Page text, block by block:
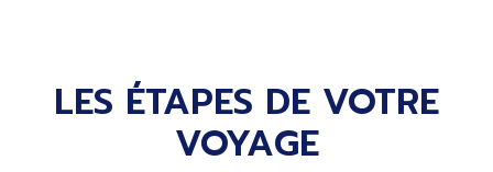
LES ÉTAPES DE VOTRE
VOYAGE